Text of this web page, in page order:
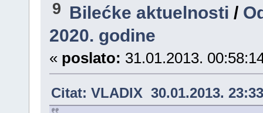
9 Bilećke aktuelnosti /
2020. godine
« poslato: 31.01.2013.
Citat: VLADIX 30.01.2013.